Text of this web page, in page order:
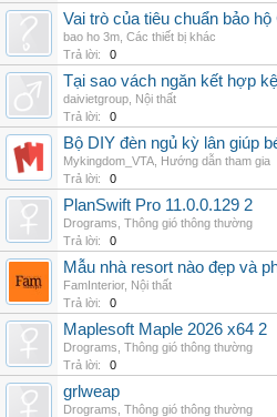
Vai trò của tiêu chuẩn bảo
bao ho 3m Các thiết bị khác
Trả lời:
0
Tại sao vách ngăn kết hợp
daivietgroup Nội thất
Trả lời:
0
Bộ DIY đèn ngủ kỳ lân giúp
Mykingdom_VTA Hướng dẫn tham gia
Trả lời:
0
PlanSwift Pro 11.0.0.129 2
Drograms Thông gió thông thường
Trả lời:
0
Mẫu nhà resort nào đẹp và
FamInterior, Nội thất
Trả lời:
0
Maplesoft Maple 2026 x64 2
Drograms Thông gió thông thường
Trả lời:
0
grlweap
Drograms Thông gió thông thường